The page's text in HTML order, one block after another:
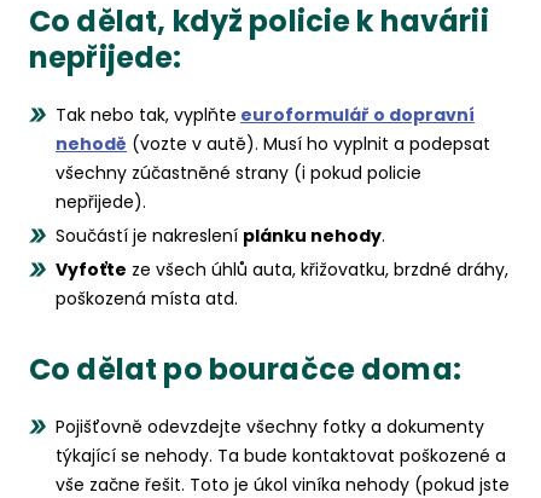
Co dělat, když policie k havárii
nepřijede:
Tak nebo tak, vyplňte euroformulář o dopravní
nehodě (vozte v autě). Musí ho vyplnit a podepsat
všechny zúčastněné strany (i pokud policie
nepřijede).
Součástí je nakreslení plánku nehody.
Vyfoťte ze všech úhlů auta, křižovatku, brzdné dráhy,
poškozená místa atd.
Co dělat po bouračce doma:
Pojišťovně odevzdejte všechny fotky a dokumenty
týkající se nehody. Ta bude kontaktovat poškozené a
vše začne řešit. Toto je úkol viníka nehody (pokud jste